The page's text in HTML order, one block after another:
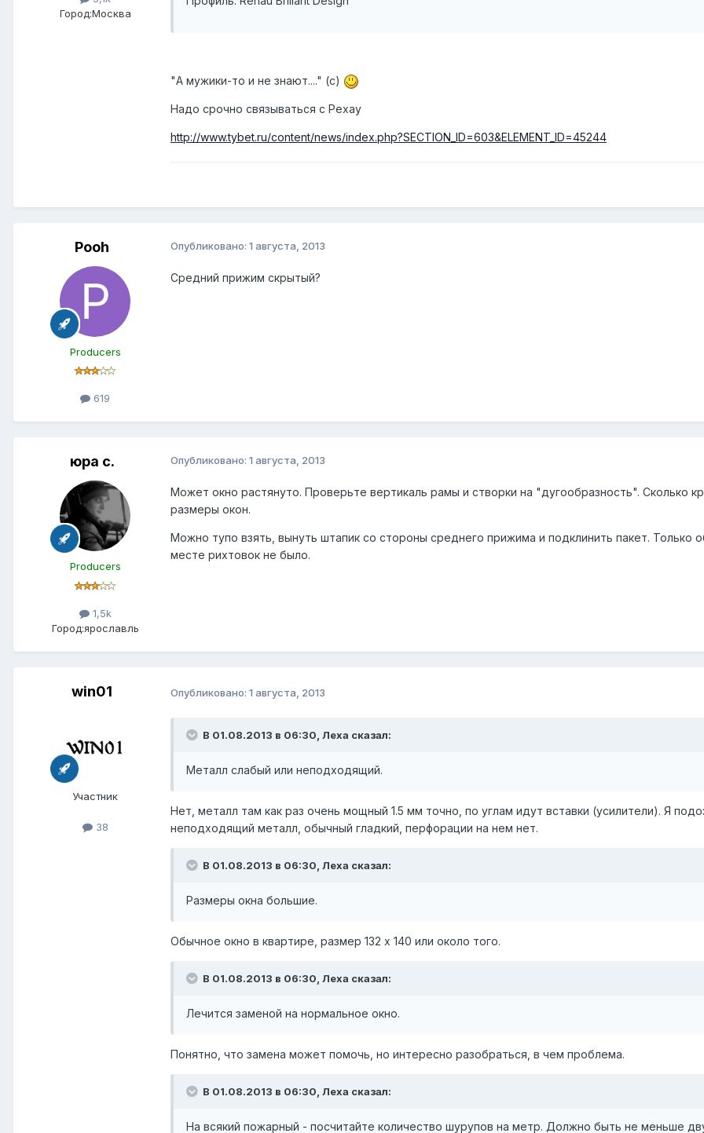
Город:Москва
"А мужики-то и не знают...." (с)
Надо срочно связываться с Рехау
http://www.tybet.ru/content/news/index.php?SECTION_ID=603&ELEMENT_ID=45244
Pooh
Producers
619
Опубликовано: 1 августа, 2013
Средний прижим скрытый?
юра с.
Producers
1,5k
Город:ярославль
Опубликовано: 1 августа, 2013
Может окно растянуто. Проверьте вертикаль рамы и створки на "дугообразность". Сколько
размеры окон.
Можно тупо взять, вынуть штапик со стороны среднего прижима и подклинить пакет.
месте рихтовок не было.
win01
Участник
38
Опубликовано: 1 августа, 2013
В 01.08.2013 в 06:30, Леха сказал:
Металл слабый или неподходящий.
Нет, металл там как раз очень мощный 1.5 мм точно, по углам идут вставки (усилители). Я
неподходящий металл, обычный гладкий, перфорации на нем нет.
В 01.08.2013 в 06:30, Леха сказал:
Размеры окна большие.
Обычное окно в квартире, размер 132 х 140 или около того.
В 01.08.2013 в 06:30, Леха сказал:
Лечится заменой на нормальное окно.
Понятно, что замена может помочь, но интересно разобраться, в чем проблема.
В 01.08.2013 в 06:30, Леха сказал:
На всякий пожарный - посчитайте количество шурупов на метр. Должно быть не меньше